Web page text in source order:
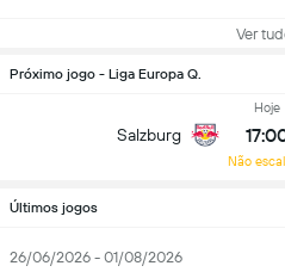
Ver
Próximo jogo - Liga Europa Q.
Salzburg
Hoje
Não
Últimos jogos
26/06/2026 - 01/08/2026